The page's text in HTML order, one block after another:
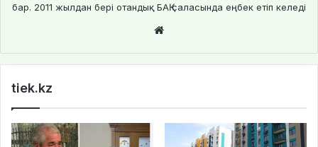
бар. 2011 жылдан бері отандық БАҚ саласында еңбек етіп келеді
tiek.kz